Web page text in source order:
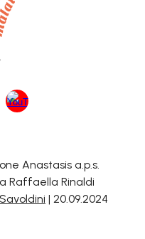
Anastasis a.p.s.
Raffaella Rinaldi
| 20.09.2024